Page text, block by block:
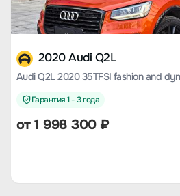
2020 Audi Q2L
Audi Q2L 2020 35TFSI fashion and
Гарантия 1 - 3 года
от1 998 300₽